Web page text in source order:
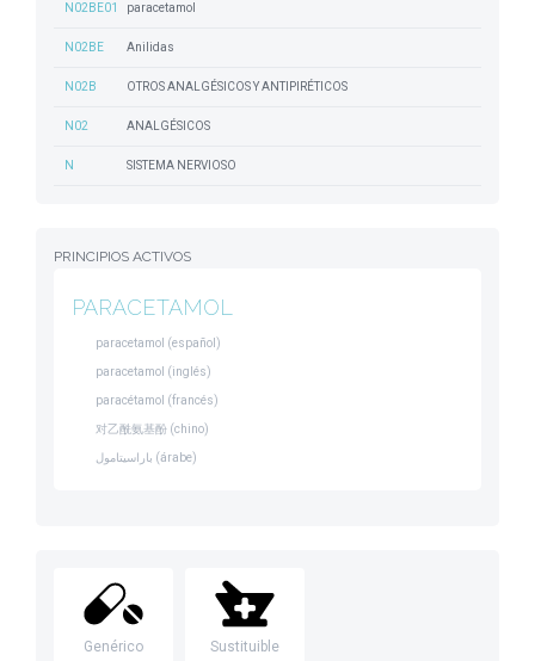
N02BE01 paracetamol
N02BE Anilidas
N02B OTROS ANALGÉSICOS Y ANTIPIRÉTICOS
N02 ANALGÉSICOS
N SISTEMA NERVIOSO
PRINCIPIOS ACTIVOS
PARACETAMOL
paracetamol (español)
paracetamol (inglés)
paracétamol (francés)
对乙酰氨基酚 (chino)
باراسيتامول (árabe)
Genérico Sustituible